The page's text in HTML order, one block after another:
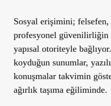
Sosyal erişimini; felsefen,
profesyonel güvenilirliğin
yapısal otoriteyle
koyduğun sunumlar,
konuşmalar takvimin
ağırlık taşıma eğiliminde.